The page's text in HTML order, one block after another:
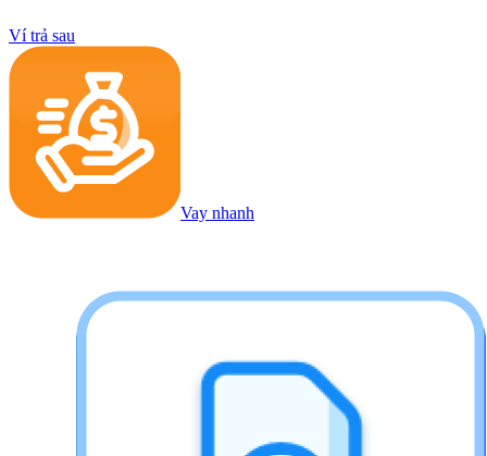
Ví trả sau
Vay nhanh